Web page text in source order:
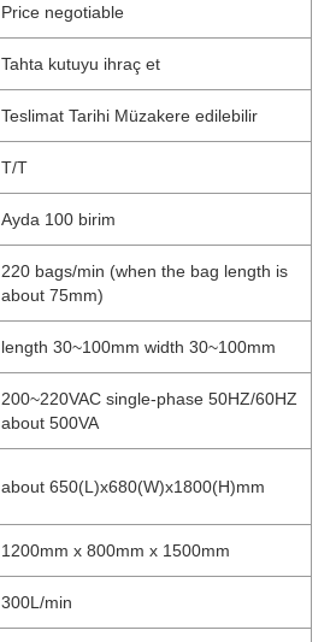
Price negotiable
Tahta kutuyu ihraç et
Teslimat Tarihi Müzakere edilebilir
T/T
Ayda 100 birim
220 bags/min (when the bag length is
about 75mm)
length 30~100mm width 30~100mm
200~220VAC single-phase 50HZ/60HZ
about 500VA
about 650(L)x680(W)x1800(H)mm
1200mm x 800mm x 1500mm
300L/min